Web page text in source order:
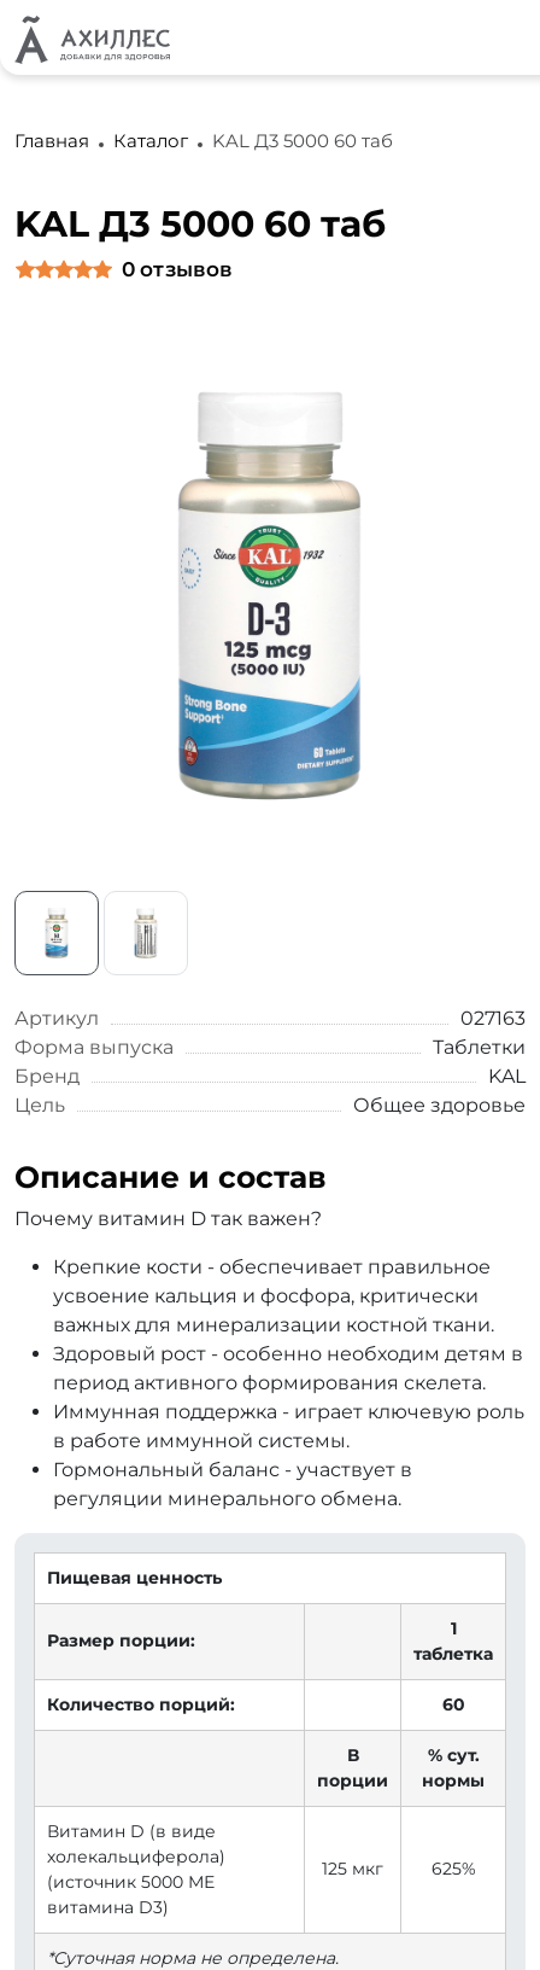
Главная Каталог KAL Д3 5000 60 таб
KAL Д3 5000 60 таб
0 отзывов
Артикул
027163
Форма выпуска
Таблетки
Бренд
KAL
Цель
Общее здоровье
Описание и состав
Почему витамин D так важен?
Крепкие кости - обеспечивает правильное
усвоение кальция и фосфора, критически
важных для минерализации костной ткани.
Здоровый рост - особенно необходим детям в
период активного формирования скелета.
Иммунная поддержка - играет ключевую роль
в работе иммунной системы.
Гормональный баланс - участвует в
регуляции минерального обмена.
Пищевая ценность
Размер порции:
1
таблетка
Количество порций: 60
В
порции
% сут.
нормы
Витамин D (в виде
холекальциферола)
(источник 5000 МЕ
витамина D3)
125 мкг 625%
*Суточная норма не определена.